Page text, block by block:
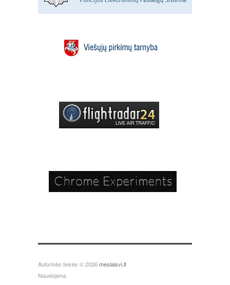
Autorinės teisės © 2026meslaisvi.lt
Naudojama